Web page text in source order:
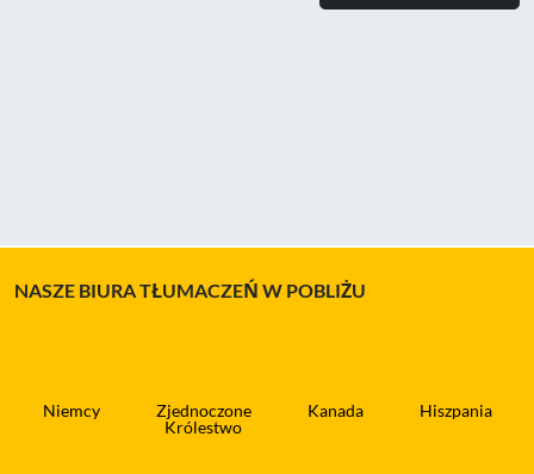
NASZE BIURA TŁUMACZEŃ W POBLIŻU
Niemcy
Zjednoczone
Królestwo
Kanada Hiszpania